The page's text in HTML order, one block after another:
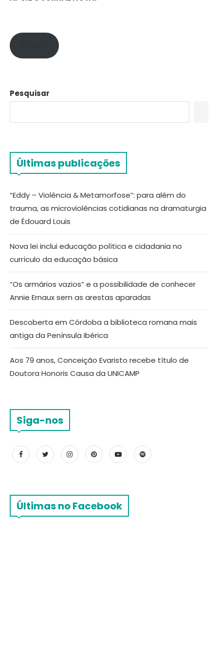
Pesquisar
Últimas publicações
“Eddy – Violência & Metamorfose”: para além do
trauma, as microviolências cotidianas na dramaturgia
de Édouard Louis
Nova lei inclui educação política e cidadania no
currículo da educação básica
“Os armários vazios” e a possibilidade de conhecer
Annie Ernaux sem as arestas aparadas
Descoberta em Córdoba a biblioteca romana mais
antiga da Península Ibérica
Aos 79 anos, Conceição Evaristo recebe título de
Doutora Honoris Causa da UNICAMP
Siga-nos
Últimas no Facebook